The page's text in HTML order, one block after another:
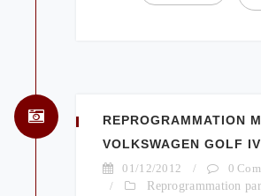
REPROGRAMMATION
VOLKSWAGEN GOLF
01/12/2012 / 0
/
Reprogrammation